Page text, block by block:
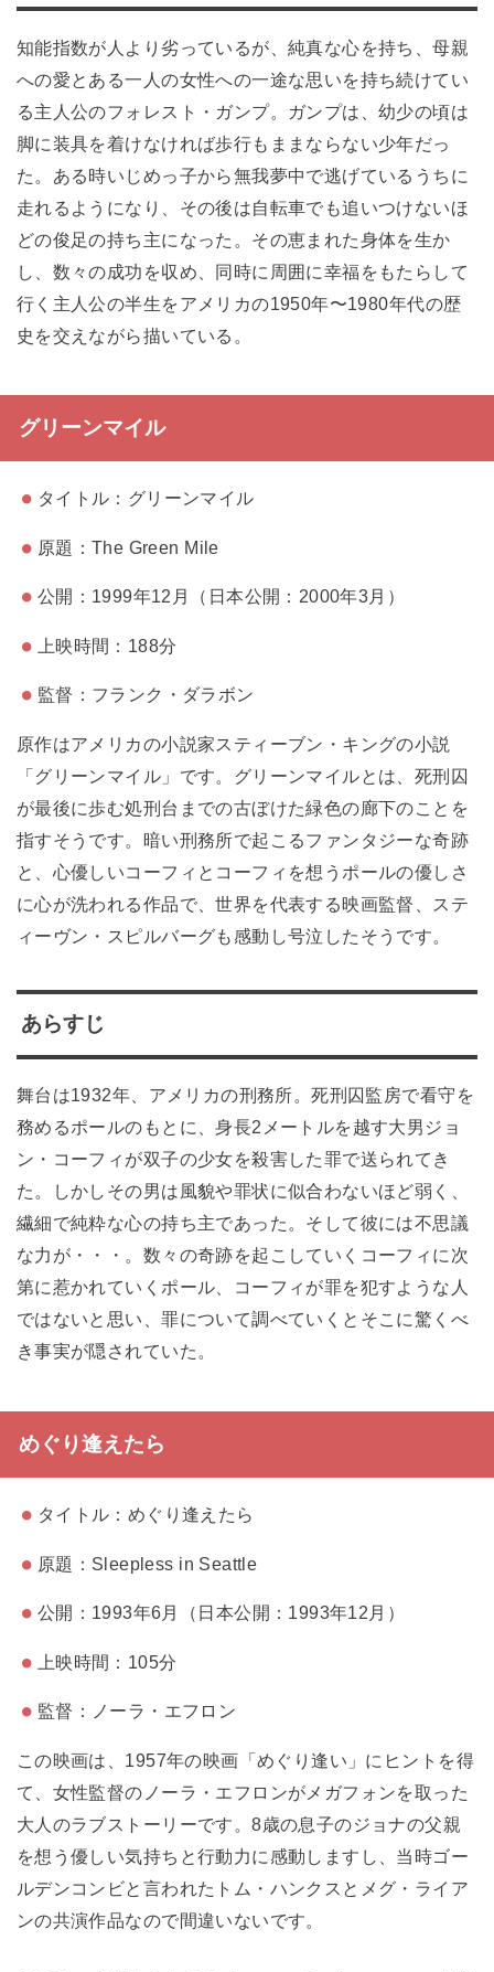
知能指数が人より劣っているが、純真な心を持ち、母親
への愛とある一人の女性への一途な思いを持ち続けてい
る主人公のフォレスト・ガンプ。ガンプは、幼少の頃は
脚に装具を着けなければ歩行もままならない少年だっ
た。ある時いじめっ子から無我夢中で逃げているうちに
走れるようになり、その後は自転車でも追いつけないほ
どの俊足の持ち主になった。その恵まれた身体を生か
し、数々の成功を収め、同時に周囲に幸福をもたらして
行く主人公の半生をアメリカの1950年〜1980年代の歴
史を交えながら描いている。
グリーンマイル
タイトル：グリーンマイル
原題：The Green Mile
公開：1999年12月（日本公開：2000年3月）
上映時間：188分
監督：フランク・ダラボン
原作はアメリカの小説家スティーブン・キングの小説
「グリーンマイル」です。グリーンマイルとは、死刑囚
が最後に歩む処刑台までの古ぼけた緑色の廊下のことを
指すそうです。暗い刑務所で起こるファンタジーな奇跡
と、心優しいコーフィとコーフィを想うポールの優しさ
に心が洗われる作品で、世界を代表する映画監督、ステ
ィーヴン・スピルバーグも感動し号泣したそうです。
あらすじ
舞台は1932年、アメリカの刑務所。死刑囚監房で看守を
務めるポールのもとに、身長2メートルを越す大男ジョ
ン・コーフィが双子の少女を殺害した罪で送られてき
た。しかしその男は風貌や罪状に似合わないほど弱く、
繊細で純粋な心の持ち主であった。そして彼には不思議
な力が・・・。数々の奇跡を起こしていくコーフィに次
第に惹かれていくポール、コーフィが罪を犯すような人
ではないと思い、罪について調べていくとそこに驚くべ
き事実が隠されていた。
めぐり逢えたら
タイトル：めぐり逢えたら
原題：Sleepless in Seattle
公開：1993年6月（日本公開：1993年12月）
上映時間：105分
監督：ノーラ・エフロン
この映画は、1957年の映画「めぐり逢い」にヒントを得
て、女性監督のノーラ・エフロンがメガフォンを取った
大人のラブストーリーです。8歳の息子のジョナの父親
を想う優しい気持ちと行動力に感動しますし、当時ゴー
ルデンコンビと言われたトム・ハンクスとメグ・ライア
ンの共演作品なので間違いないです。